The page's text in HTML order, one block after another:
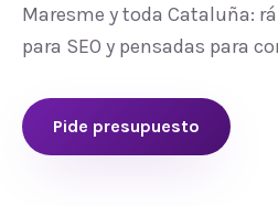
Maresme y toda Cataluña:
para SEO y pensadas para
Pide presupuesto